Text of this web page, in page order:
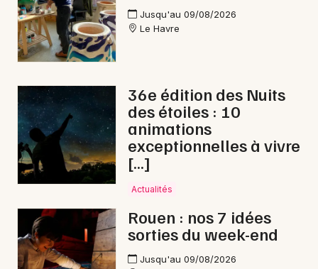
Jusqu'au 09/08/2026
Le Havre
36e édition des Nuits
des étoiles : 10
animations
exceptionnelles à vivre
[…]
Actualités
Rouen : nos 7 idées
sorties du week-end
Jusqu'au 09/08/2026